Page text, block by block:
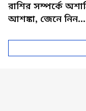
রাশির সম্পর্কে
আশঙ্কা, জেনে নিন